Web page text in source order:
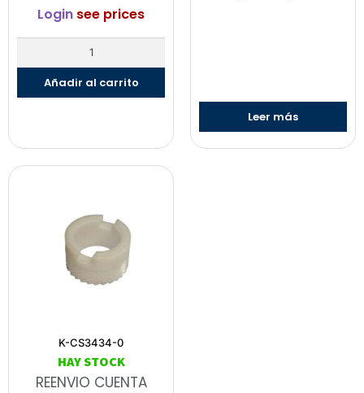
Login see prices
Añadir al carrito
Leer más
K-CS3434-0
HAY STOCK
REENVIO CUENTA